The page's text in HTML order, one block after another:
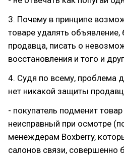
3. Почему в принципе
товаре удалять объявление,
продавца, писать о
восстановления и того и
4. Судя по всему, проблема
нет никакой защиты
- покупатель подменит
неисправный при осмотре
менеждерам Boxberry,
салонов связи, совершенно